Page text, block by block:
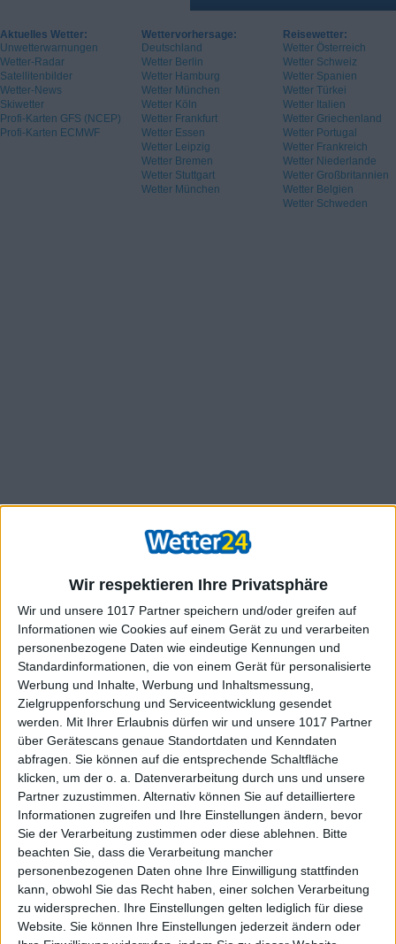
Wir respektieren Ihre Privatsphäre
Wir und unsere 1017 Partner speichern und/oder greifen auf
Informationen wie Cookies auf einem Gerät zu und verarbeiten
personenbezogene Daten wie eindeutige Kennungen und
Standardinformationen, die von einem Gerät für personalisierte
Werbung und Inhalte, Werbung und Inhaltsmessung,
Zielgruppenforschung und Serviceentwicklung gesendet
werden.
Mit Ihrer Erlaubnis dürfen wir und unsere 1017 Partner
über Gerätescans genaue Standortdaten und Kenndaten
abfragen. Sie können auf die entsprechende Schaltfläche
klicken, um der o. a. Datenverarbeitung durch uns und unsere
Partner zuzustimmen. Alternativ können Sie auf detailliertere
Informationen zugreifen und Ihre Einstellungen ändern, bevor
Sie der Verarbeitung zustimmen oder diese ablehnen.
Bitte
beachten Sie, dass die Verarbeitung mancher
personenbezogenen Daten ohne Ihre Einwilligung stattfinden
kann, obwohl Sie das Recht haben, einer solchen Verarbeitung
zu widersprechen. Ihre Einstellungen gelten lediglich für diese
Website. Sie können Ihre Einstellungen jederzeit ändern oder
Aktuelles Wetter:
Unwetterwarnungen
Wetter-Radar
Satellitenbilder
Wetter-News
Skiwetter
Profi-Karten GFS (NCEP)
Profi-Karten ECMWF
Wettervorhersage:
Deutschland
Wetter Berlin
Wetter Hamburg
Wetter München
Wetter Köln
Wetter Frankfurt
Wetter Essen
Wetter Leipzig
Wetter Bremen
Wetter Stuttgart
Wetter München
Reisewetter:
Wetter Österreich
Wetter Schweiz
Wetter Spanien
Wetter Türkei
Wetter Italien
Wetter Griechenland
Wetter Portugal
Wetter Frankreich
Wetter Niederlande
Wetter Großbritannien
Wetter Belgien
Wetter Schweden